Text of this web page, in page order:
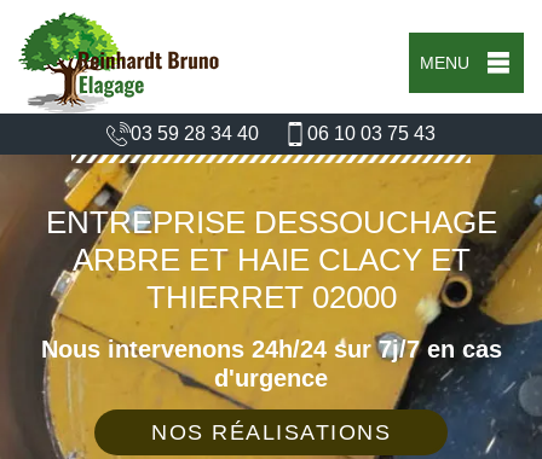
MENU
03 59 28 34 40 06 10 03 75 43
ENTREPRISE DESSOUCHAGE
ARBRE ET HAIE CLACY ET
THIERRET 02000
Nous intervenons 24h/24 sur 7j/7 en cas
d'urgence
NOS RÉALISATIONS